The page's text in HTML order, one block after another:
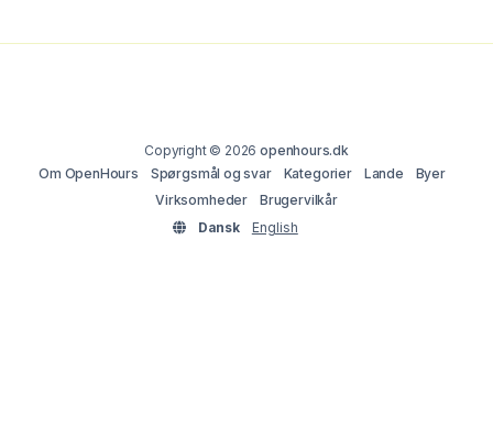
Copyright © 2026openhours.dk
Om OpenHours
Spørgsmål og svar Kategorier Lande
Byer
Virksomheder
Brugervilkår
Dansk
English